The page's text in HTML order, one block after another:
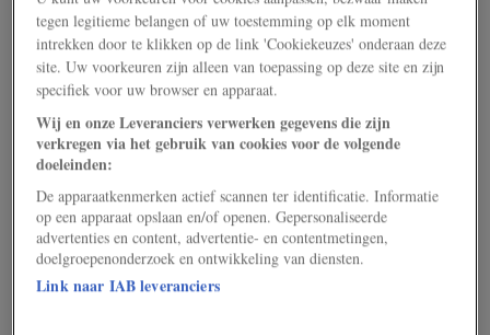
mogelijk te kunnen beoordelen vragen wij u tenminste de
volgende punten mee te nemen.
Naam, adres en woonplaats
Datum van uw schrijven
Een duidelijke beschrijving van uw klacht, eventueel
met een kopie van voorgaande correspondentie
U kunt uw klacht versturen aan
masterclass@nationalgeographic.nl
tegen legitieme belangen of uw toestemming op elk moment
intrekken door te klikken op de link 'Cookiekeuzes' onderaan deze
site. Uw voorkeuren zijn alleen van toepassing op deze site en zijn
specifiek voor uw browser en apparaat.
Wij en onze Leveranciers verwerken gegevens die zijn
verkregen via het gebruik van cookies voor de volgende
doeleinden:
De apparaatkenmerken actief scannen ter identificatie. Informatie
op een apparaat opslaan en/of openen. Gepersonaliseerde
advertenties en content, advertentie- en contentmetingen,
doelgroepenonderzoek en ontwikkeling van diensten.
Link naar IAB leveranciers